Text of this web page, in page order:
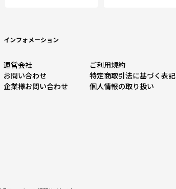
インフォメーション
運営会社
ご利用規約
お問い合わせ
特定商取引法に基づく表記
企業様お問い合わせ
個人情報の取り扱い